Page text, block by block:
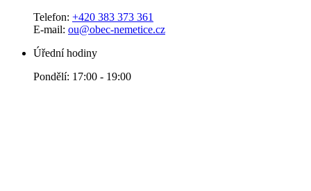
Telefon: +420 383 373 361
E-mail: ou@obec-nemetice.cz
Úřední hodiny
Pondělí: 17:00 - 19:00